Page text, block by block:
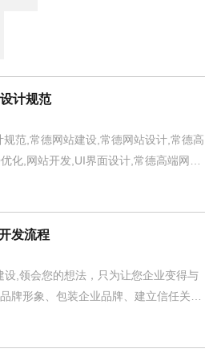
计规范
范,常德网站建设,常德网站设计,常德高
化,网站开发,UI界面设计,常德高端网页
哪家好？ 此次的改版做了个比较系统的
小在图片所占比例，更好的去规范视
发流程
,领会您的想法，只为让您企业变得与
牌形象、包装企业品牌、建立信任关系
篇一律，网站功能不支持广展，不收
约束，以上的几个问题是否在您的企